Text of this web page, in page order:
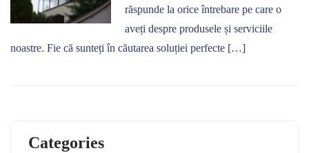
răspunde la orice întrebare pe care o
aveți despre produsele și serviciile
noastre. Fie că sunteți în căutarea soluției perfecte […]
Categories